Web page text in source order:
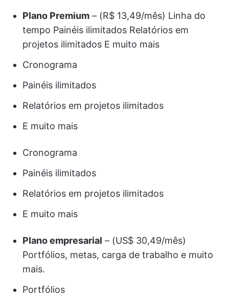
Plano Premium – (R$ 13,49/mês) Linha do
tempo Painéis ilimitados Relatórios em
projetos ilimitados E muito mais
Cronograma
Painéis ilimitados
Relatórios em projetos ilimitados
E muito mais
Cronograma
Painéis ilimitados
Relatórios em projetos ilimitados
E muito mais
Plano empresarial – (US$ 30,49/mês)
Portfólios, metas, carga de trabalho e muito
mais.
Portfólios